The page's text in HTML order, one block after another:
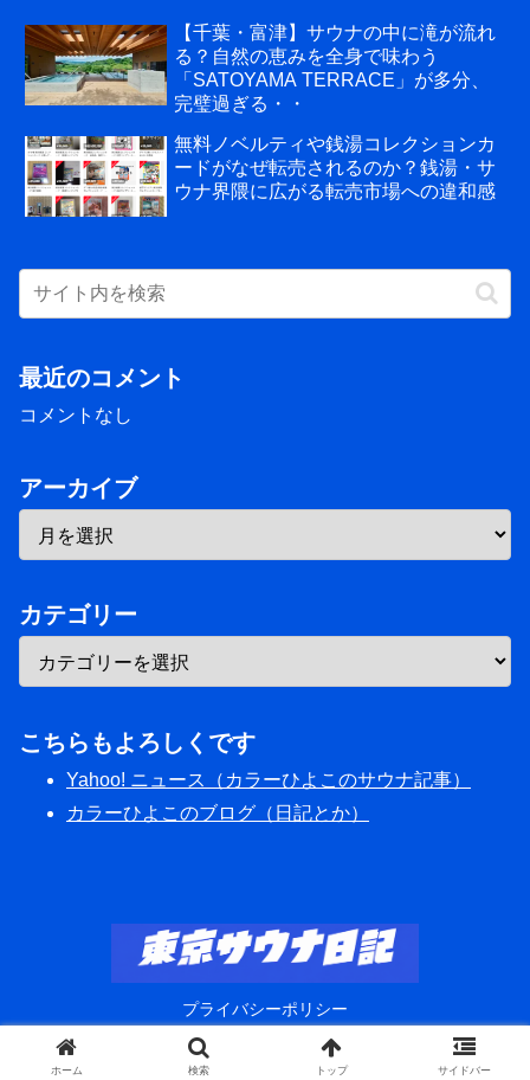
【千葉・富津】サウナの中に滝が流れ
る？自然の恵みを全身で味わう
「SATOYAMA TERRACE」が多分、
完璧過ぎる・・
無料ノベルティや銭湯コレクションカ
ードがなぜ転売されるのか？銭湯・サ
ウナ界隈に広がる転売市場への違和感
最近のコメント
コメントなし
アーカイブ
カテゴリー
こちらもよろしくです
Yahoo! ニュース（カラーひよこのサウナ記事）
カラーひよこのブログ（日記とか）
プライバシーポリシー
© 2020 東京サウナ日記.
ホーム 検索 トップ サイドバー